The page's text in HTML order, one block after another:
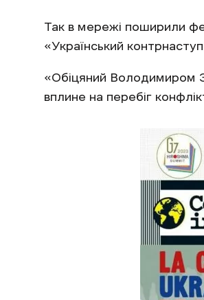
Так в мережі поширили
«Український контрнаступ
«Обіцяний Володимиром
вплине на перебіг